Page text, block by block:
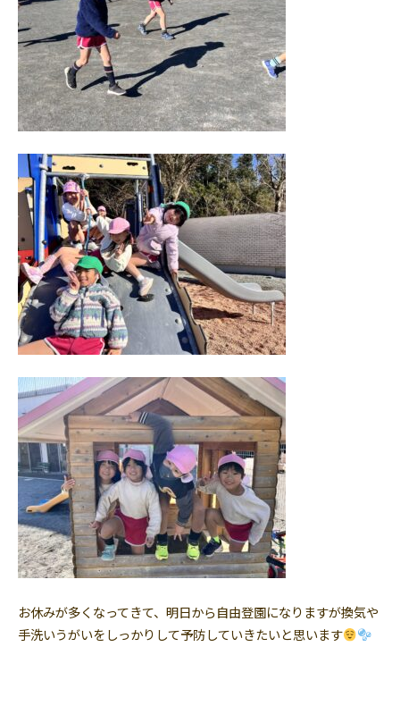
お休みが多くなってきて、明日から自由登園になりますが換気や
手洗いうがいをしっかりして予防していきたいと思います